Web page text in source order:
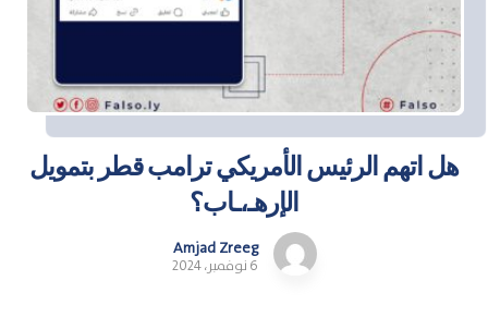
هل اتهم الرئيس الأمريكي ترامب قطر بتمويل
الإرهـ،ـاب؟
Amjad Zreeg
6 نوفمبر، 2024